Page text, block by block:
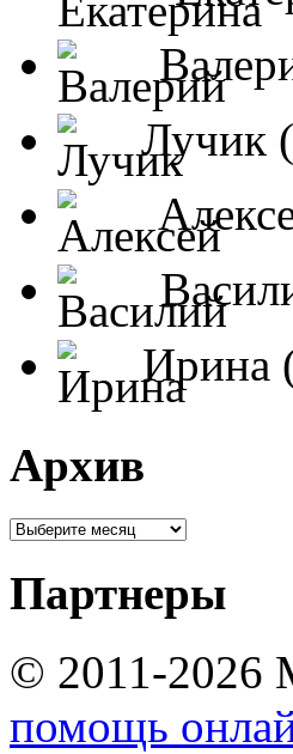
Лучик
Ирина
Архив
Партнеры
© 2011-2026
помощь